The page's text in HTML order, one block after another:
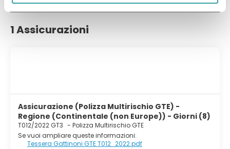
babysitter a pagamento. Rilassati in una delle 284
camere con aria condizionata della struttura, complete di
minibar e TV a schermo piatto. Le camere sono dotate di
balcone. L'Wi-Fi gratuito ti consente di restare connesso
1 Assicurazioni
Assicurazione (Polizza Multirischio GTE) -
Regione (Continentale (non Europe)) - Giorni (8)
T012/2022 GT3 - Polizza Multirischio GTE
Se vuoi ampliare queste informazioni:
Tessera Gattinoni GTE T012_2022.pdf